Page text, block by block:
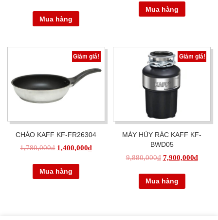
Mua hàng
Mua hàng
Giảm giá!
CHẢO KAFF KF-FR26304
1,780,000₫ 1,400,000₫
Mua hàng
Giảm giá!
MÁY HỦY RÁC KAFF KF-
BWD05
9,880,000₫ 7,900,000₫
Mua hàng